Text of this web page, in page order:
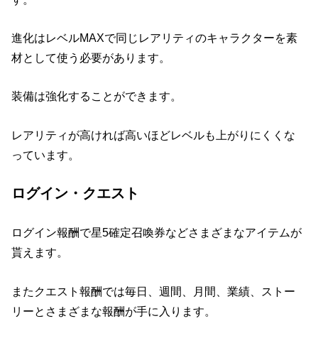
進化はレベルMAXで同じレアリティのキャラクターを素
材として使う必要があります。
装備は強化することができます。
レアリティが高ければ高いほどレベルも上がりにくくな
っています。
ログイン・クエスト
ログイン報酬で星5確定召喚券などさまざまなアイテムが
貰えます。
またクエスト報酬では毎日、週間、月間、業績、ストー
リーとさまざまな報酬が手に入ります。